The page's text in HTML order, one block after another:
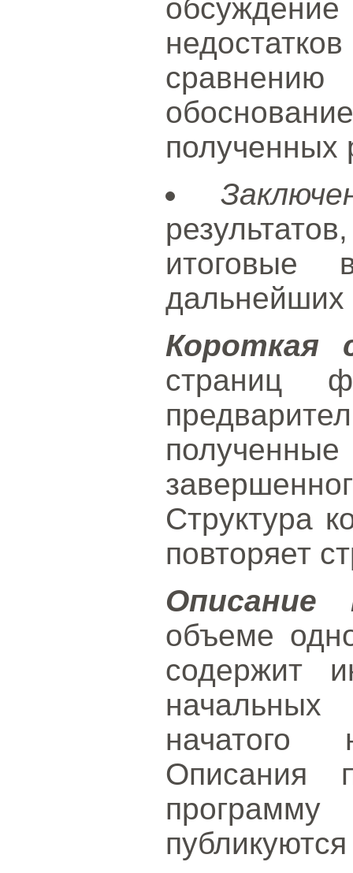
полученных
итоговые
дальнейших
Короткая
страниц
Структура
повторяет
Описание
объеме
содержит
начатого
Описания